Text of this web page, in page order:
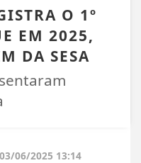
O 1º
EM 2025,
DA SESA
03/06/2025 13:14